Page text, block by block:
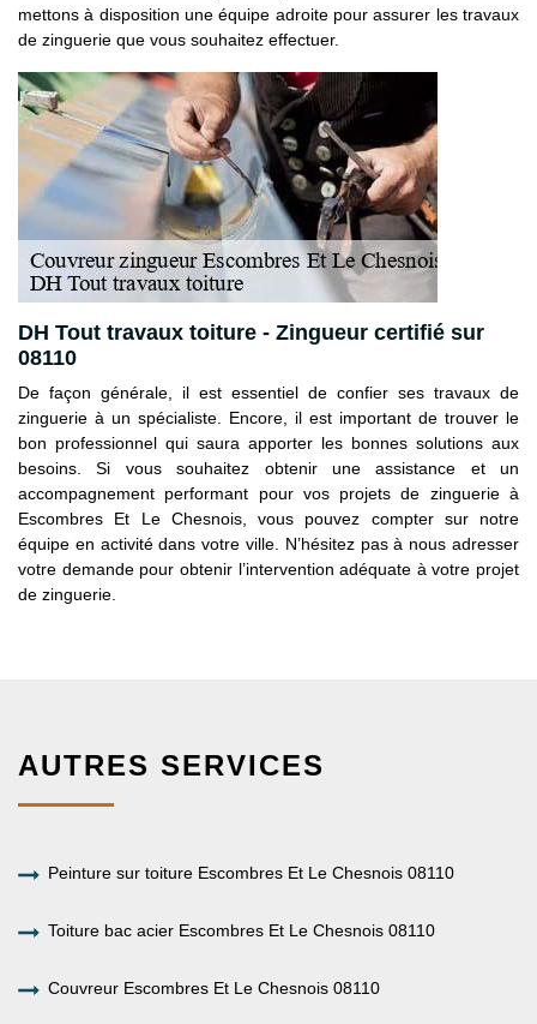
mettons à disposition une équipe adroite pour assurer les travaux
de zinguerie que vous souhaitez effectuer.
DH Tout travaux toiture - Zingueur certifié sur
08110
De façon générale, il est essentiel de confier ses travaux de
zinguerie à un spécialiste. Encore, il est important de trouver le
bon professionnel qui saura apporter les bonnes solutions aux
besoins. Si vous souhaitez obtenir une assistance et un
accompagnement performant pour vos projets de zinguerie à
Escombres Et Le Chesnois, vous pouvez compter sur notre
équipe en activité dans votre ville. N’hésitez pas à nous adresser
votre demande pour obtenir l’intervention adéquate à votre projet
de zinguerie.
AUTRES SERVICES
Peinture sur toiture Escombres Et Le Chesnois 08110
Toiture bac acier Escombres Et Le Chesnois 08110
Couvreur Escombres Et Le Chesnois 08110